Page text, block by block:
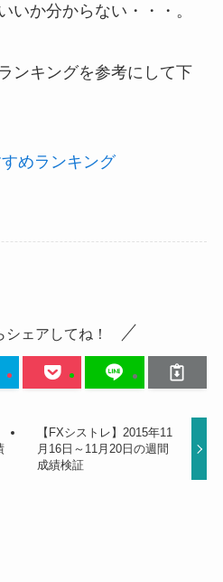
いか分からない・・・。
ンキングを参考にして下
めランキング
シェアしてね！
【FXシストレ】2015年11
月16日～11月20日の週間
成績検証